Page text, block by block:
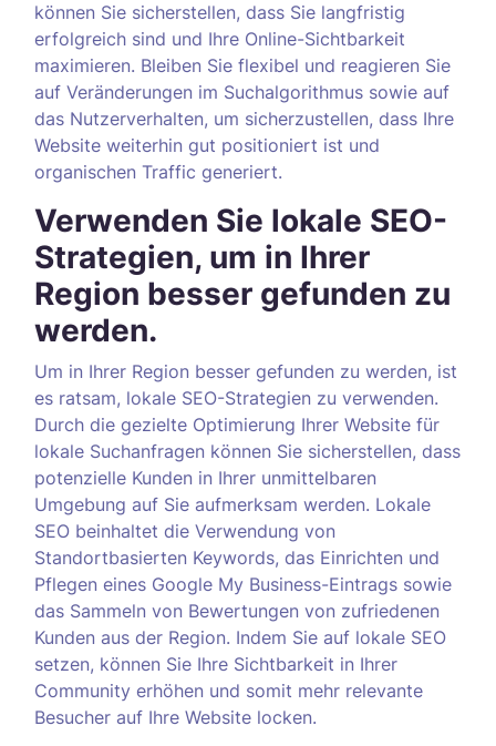
können Sie sicherstellen, dass Sie langfristig
erfolgreich sind und Ihre Online-Sichtbarkeit
maximieren. Bleiben Sie flexibel und reagieren Sie
auf Veränderungen im Suchalgorithmus sowie auf
das Nutzerverhalten, um sicherzustellen, dass Ihre
Website weiterhin gut positioniert ist und
organischen Traffic generiert.
Verwenden Sie lokale SEO-
Strategien, um in Ihrer
Region besser gefunden zu
werden.
Um in Ihrer Region besser gefunden zu werden, ist
es ratsam, lokale SEO-Strategien zu verwenden.
Durch die gezielte Optimierung Ihrer Website für
lokale Suchanfragen können Sie sicherstellen, dass
potenzielle Kunden in Ihrer unmittelbaren
Umgebung auf Sie aufmerksam werden. Lokale
SEO beinhaltet die Verwendung von
Standortbasierten Keywords, das Einrichten und
Pflegen eines Google My Business-Eintrags sowie
das Sammeln von Bewertungen von zufriedenen
Kunden aus der Region. Indem Sie auf lokale SEO
setzen, können Sie Ihre Sichtbarkeit in Ihrer
Community erhöhen und somit mehr relevante
Besucher auf Ihre Website locken.